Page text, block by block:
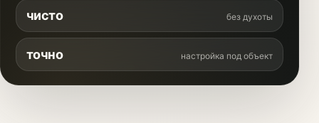
чисто без духоты
точно настройка под объект